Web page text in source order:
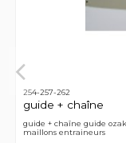
254-257-262
guide + chaîne
guide + chaîne guide
maillons entraineurs